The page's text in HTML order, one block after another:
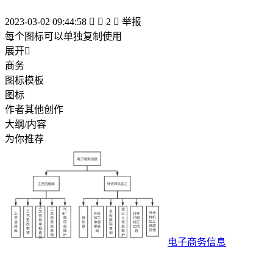
2023-03-02 09:44:58   2  举报
每个图标可以单独复制使用
展开
商务
图标模板
图标
作者其他创作
大纲/内容
为你推荐
电子商务信息